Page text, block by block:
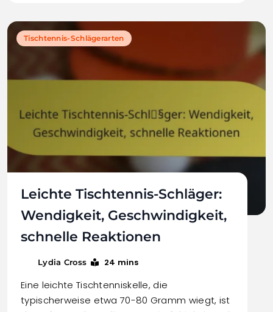
Tischtennis-Schlägerarten
Leichte Tischtennis-Schläger:
Wendigkeit, Geschwindigkeit,
schnelle Reaktionen
Lydia Cross 24 mins
Eine leichte Tischtenniskelle, die
typischerweise etwa 70-80 Gramm wiegt, ist